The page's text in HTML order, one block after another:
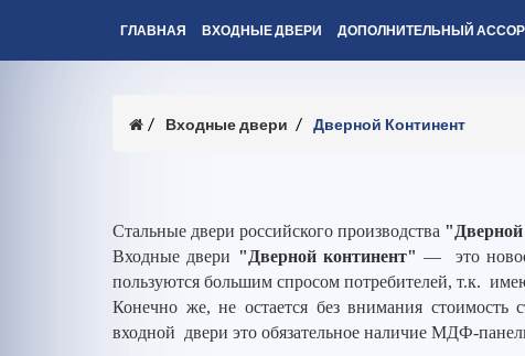
ГЛАВНАЯ ВХОДНЫЕ ДВЕРИ ДОПОЛНИТЕЛЬНЫЙ
Входные двери Дверной Континент
Стальные двери российского производства "Дверной
Входные двери "Дверной континент" — это новое
пользуются большим спросом потребителей, т.к.
Конечно же, не остается без внимания стоимость
входной двери это обязательное наличие МДФ-